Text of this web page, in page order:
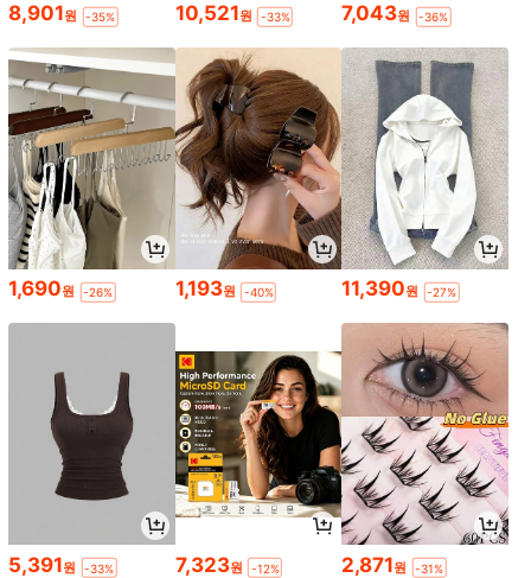
8,901원 -35% 10,521원 -33% 7,043원 -36%
1,690원 -26% 1,193원 -40% 11,390원 -27%
5,391원 -33% 7,323원 -12% 2,871원 -31%